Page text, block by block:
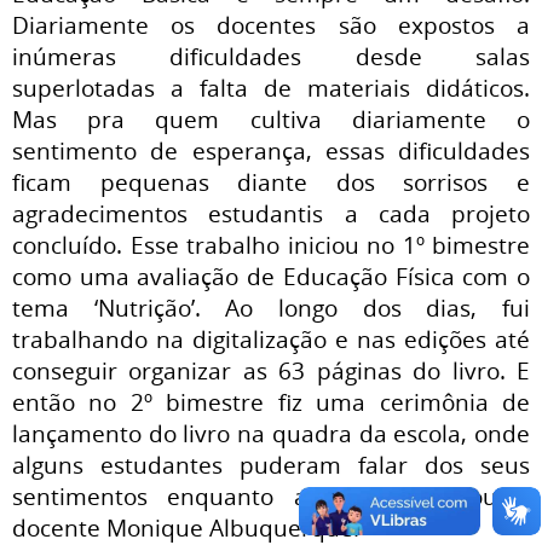
Diariamente os docentes são expostos a
inúmeras dificuldades desde salas
superlotadas a falta de materiais didáticos.
Mas pra quem cultiva diariamente o
sentimento de esperança, essas dificuldades
ficam pequenas diante dos sorrisos e
agradecimentos estudantis a cada projeto
concluído. Esse trabalho iniciou no 1º bimestre
como uma avaliação de Educação Física com o
tema ‘Nutrição’. Ao longo dos dias, fui
trabalhando na digitalização e nas edições até
conseguir organizar as 63 páginas do livro. E
então no 2º bimestre fiz uma cerimônia de
lançamento do livro na quadra da escola, onde
alguns estudantes puderam falar dos seus
sentimentos enquanto autores”, afirmou a
docente Monique Albuquerque.